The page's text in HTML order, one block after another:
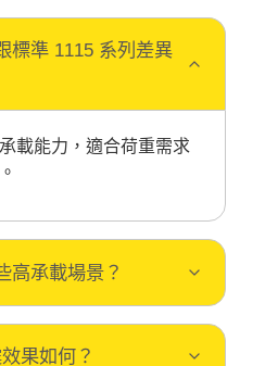
標準 1115 系列差異
載能力，適合荷重需求
高承載場景？
果如何？